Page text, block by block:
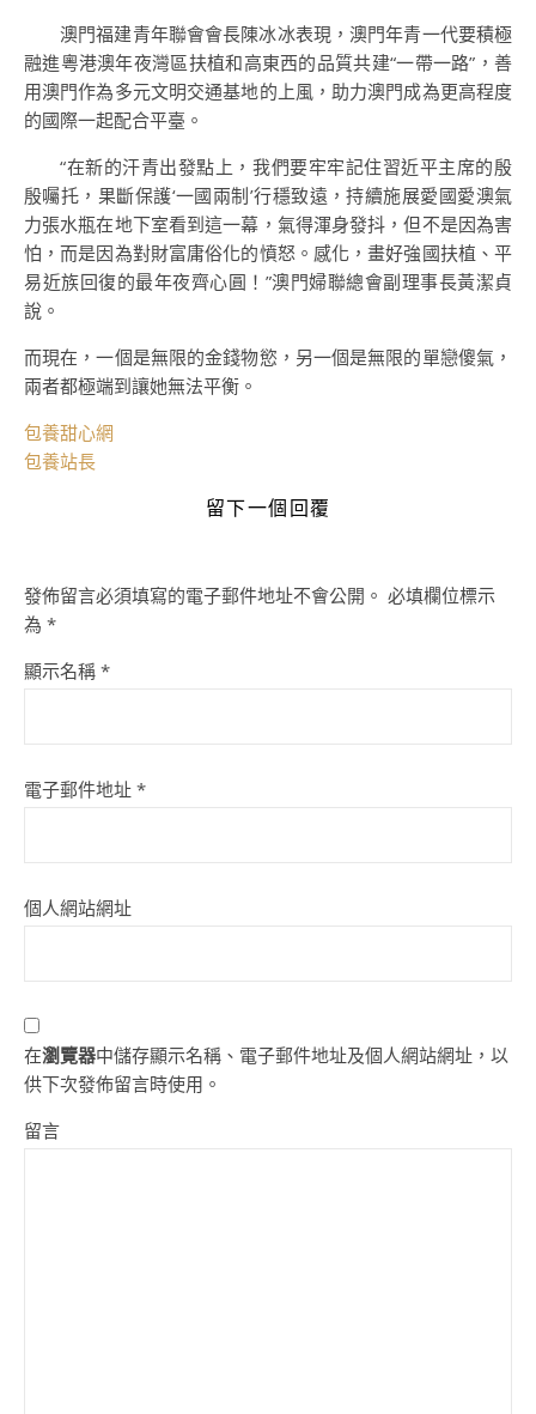
澳門福建青年聯會會長陳冰冰表現，澳門年青一代要積極
融進粵港澳年夜灣區扶植和高東西的品質共建“一帶一路”，善
用澳門作為多元文明交通基地的上風，助力澳門成為更高程度
的國際一起配合平臺。
“在新的汗青出發點上，我們要牢牢記住習近平主席的殷
殷囑托，果斷保護‘一國兩制’行穩致遠，持續施展愛國愛澳氣
力張水瓶在地下室看到這一幕，氣得渾身發抖，但不是因為害
怕，而是因為對財富庸俗化的憤怒。感化，畫好強國扶植、平
易近族回復的最年夜齊心圓！”澳門婦聯總會副理事長黃潔貞
說。
而現在，一個是無限的金錢物慾，另一個是無限的單戀傻氣，
兩者都極端到讓她無法平衡。
包養甜心網
包養站長
留下一個回覆
發佈留言必須填寫的電子郵件地址不會公開。 必填欄位標示
為 *
顯示名稱 *
電子郵件地址 *
個人網站網址
在瀏覽器中儲存顯示名稱、電子郵件地址及個人網站網址，以
供下次發佈留言時使用。
留言